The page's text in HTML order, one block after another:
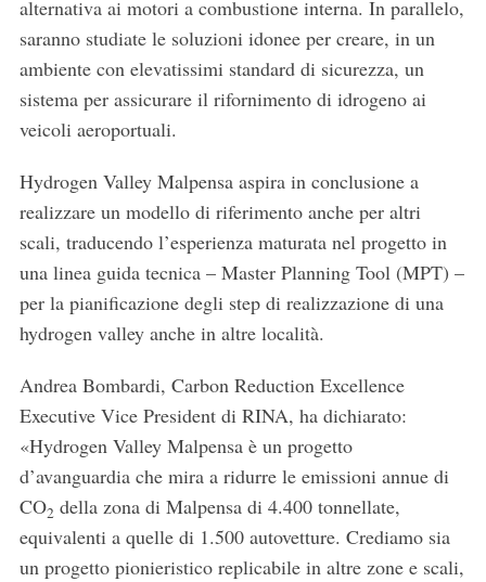
alternativa ai motori a combustione interna. In parallelo,
saranno studiate le soluzioni idonee per creare, in un
ambiente con elevatissimi standard di sicurezza, un
sistema per assicurare il rifornimento di idrogeno ai
veicoli aeroportuali.
Hydrogen Valley Malpensa aspira in conclusione a
realizzare un modello di riferimento anche per altri
scali, traducendo l’esperienza maturata nel progetto in
una linea guida tecnica – Master Planning Tool (MPT) –
per la pianificazione degli step di realizzazione di una
hydrogen valley anche in altre località.
Andrea Bombardi, Carbon Reduction Excellence
Executive Vice President di RINA, ha dichiarato:
«Hydrogen Valley Malpensa è un progetto
d’avanguardia che mira a ridurre le emissioni annue di
CO2 della zona di Malpensa di 4.400 tonnellate,
equivalenti a quelle di 1.500 autovetture. Crediamo sia
un progetto pionieristico replicabile in altre zone e scali,